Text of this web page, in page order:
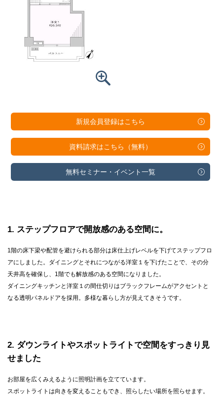
新規会員登録はこちら
資料請求はこちら（無料）
無料セミナー・ イベント一覧
1 ステップフロアで開放感のある空間に。
1階の床下梁や配管を避けられる部分は床仕上げレベルを下げてステップフロ
アにしました。ダイニングとそれにつながる洋室１を下げたことで、その分
天井高を確保し、1階でも解放感のある空間になりました。
ダイニングキッチンと洋室１の間仕切りはブラックフレームがアクセントと
なる透明パネルドアを採用。多様な暮らし方が見えてきそうです。
2 ダウンライトやスポットライトで空間をすっきり見
せました
お部屋を広くみえるように照明計画を立てています。
スポットライトは向きを変えることもでき、照らしたい場所を照らせます。